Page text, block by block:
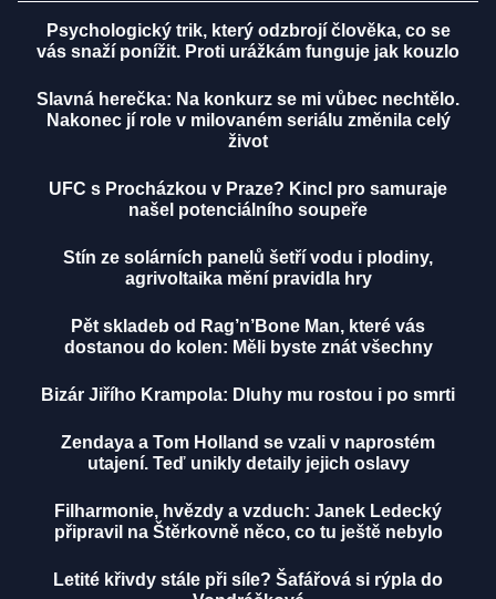
Psychologický trik, který odzbrojí člověka, co se
vás snaží ponížit. Proti urážkám funguje jak kouzlo
Slavná herečka: Na konkurz se mi vůbec nechtělo.
Nakonec jí role v milovaném seriálu změnila celý
život
UFC s Procházkou v Praze? Kincl pro samuraje
našel potenciálního soupeře
Stín ze solárních panelů šetří vodu i plodiny,
agrivoltaika mění pravidla hry
Pět skladeb od Rag’n’Bone Man, které vás
dostanou do kolen: Měli byste znát všechny
Bizár Jiřího Krampola: Dluhy mu rostou i po smrti
Zendaya a Tom Holland se vzali v naprostém
utajení. Teď unikly detaily jejich oslavy
Filharmonie, hvězdy a vzduch: Janek Ledecký
připravil na Štěrkovně něco, co tu ještě nebylo
Letité křivdy stále při síle? Šafářová si rýpla do